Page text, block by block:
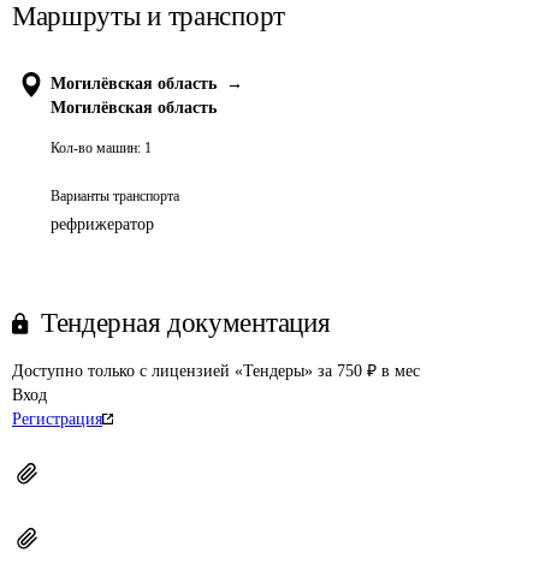
Маршруты и транспорт
Могилёвская область
→
Могилёвская область
Кол-во машин: 1
Варианты транспорта
рефрижератор
Тендерная документация
Доступно только с лицензией «Тендеры» за 750 ₽ в мес
Вход
Регистрация